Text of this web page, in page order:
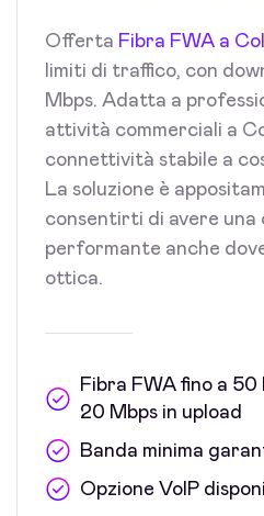
Offerta Fibra FWA a
limiti di traffico, con
Mbps. Adatta a
attività commerciali a
connettività stabile a
La soluzione è
consentirti di avere una
performante anche
ottica.
Fibra FWA fino a 50
20 Mbps in upload
Banda minima
Opzione VoIP